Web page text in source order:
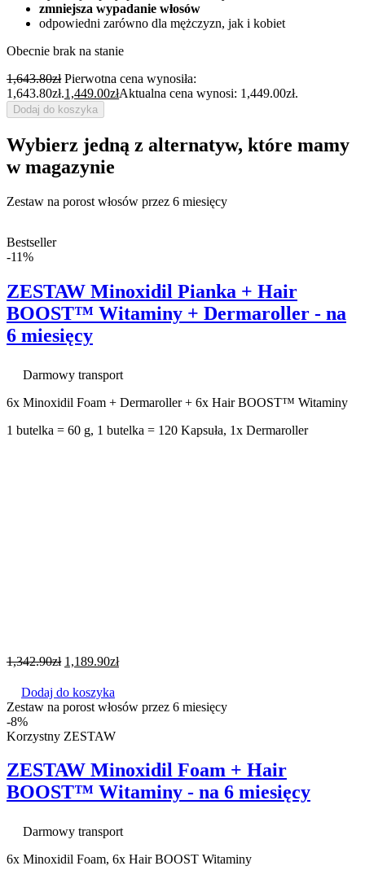
zmniejsza wypadanie włosów
odpowiedni zarówno dla mężczyzn, jak i kobiet
Obecnie brak na stanie
1,643.80zł Pierwotna cena wynosiła:
1,643.80zł.1,449.00złAktualna cena wynosi: 1,449.00zł.
Dodaj do koszyka
Wybierz jedną z alternatyw, które mamy
w magazynie
Zestaw na porost włosów przez 6 miesięcy
Bestseller
-11%
ZESTAW Minoxidil Pianka + Hair
BOOST™ Witaminy + Dermaroller - na
6 miesięcy
Darmowy transport
6x Minoxidil Foam + Dermaroller + 6x Hair BOOST™ Witaminy
1 butelka = 60 g, 1 butelka = 120 Kapsuła, 1x Dermaroller
1,342.90zł 1,189.90zł
Dodaj do koszyka
Zestaw na porost włosów przez 6 miesięcy
-8%
Korzystny ZESTAW
ZESTAW Minoxidil Foam + Hair
BOOST™ Witaminy - na 6 miesięcy
Darmowy transport
6x Minoxidil Foam, 6x Hair BOOST Witaminy